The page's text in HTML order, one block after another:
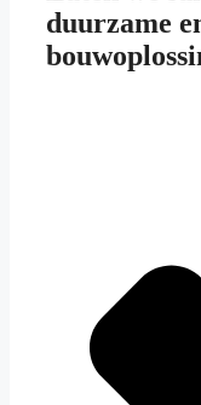
duurzame